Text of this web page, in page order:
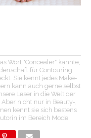
Wort "Concealer" kannte,
für Contouring
Sie kennt jedes Make-
kann auch gerne selbst
Leser in die Welt der
nicht nur in Beauty-,
kennt sie sich bestens
im Bereich Mode